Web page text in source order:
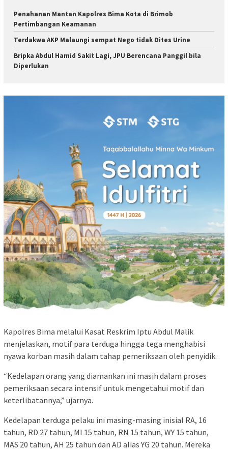
Penahanan Mantan Kapolres Bima Kota di Brimob
Pertimbangan Keamanan
Terdakwa AKP Malaungi sempat Nego tidak Dites Urine
Bripka Abdul Hamid Sakit Lagi, JPU Berencana Panggil bila
Diperlukan
Kapolres Bima melalui Kasat Reskrim Iptu Abdul Malik
menjelaskan, motif para terduga hingga tega menghabisi
nyawa korban masih dalam tahap pemeriksaan oleh penyidik.
“Kedelapan orang yang diamankan ini masih dalam proses
pemeriksaan secara intensif untuk mengetahui motif dan
keterlibatannya,” ujarnya.
Kedelapan terduga pelaku ini masing-masing inisial RA, 16
tahun, RD 27 tahun, MI 15 tahun, RN 15 tahun, WY 15 tahun,
MAS 20 tahun, AH 25 tahun dan AD alias YG 20 tahun. Mereka